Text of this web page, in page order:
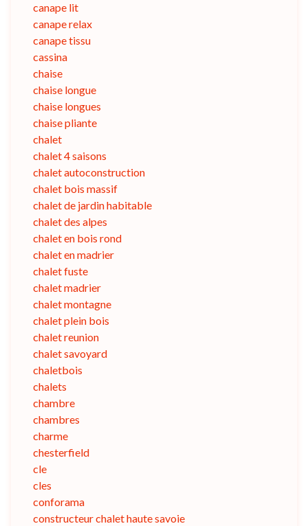
canape lit
canape relax
canape tissu
cassina
chaise
chaise longue
chaise longues
chaise pliante
chalet
chalet 4 saisons
chalet autoconstruction
chalet bois massif
chalet de jardin habitable
chalet des alpes
chalet en bois rond
chalet en madrier
chalet fuste
chalet madrier
chalet montagne
chalet plein bois
chalet reunion
chalet savoyard
chaletbois
chalets
chambre
chambres
charme
chesterfield
cle
cles
conforama
constructeur chalet haute savoie